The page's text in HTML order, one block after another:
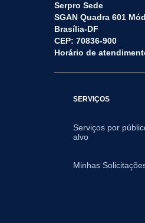
Serpro Sede
SGAN Quadra 601
Brasília-DF
CEP: 70836-900
Horário de
SERVIÇOS
Serviços por
alvo
Minhas